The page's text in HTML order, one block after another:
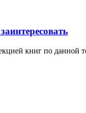
книг по данной